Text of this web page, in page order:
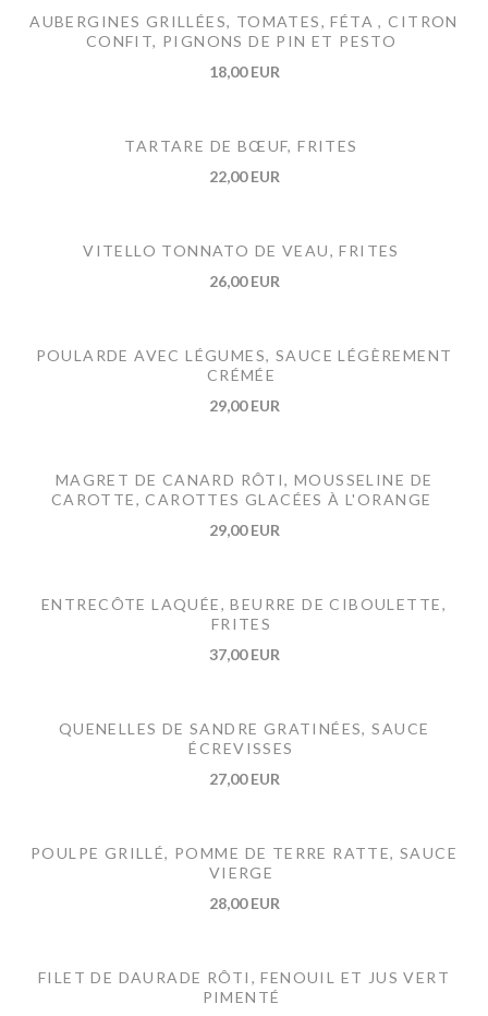
AUBERGINES GRILLÉES, TOMATES, FÉTA , CITRON
CONFIT, PIGNONS DE PIN ET PESTO
18,00 EUR
TARTARE DE BŒUF, FRITES
22,00 EUR
VITELLO TONNATO DE VEAU, FRITES
26,00 EUR
POULARDE AVEC LÉGUMES, SAUCE LÉGÈREMENT
CRÉMÉE
29,00 EUR
MAGRET DE CANARD RÔTI, MOUSSELINE DE
CAROTTE, CAROTTES GLACÉES À L'ORANGE
29,00 EUR
ENTRECÔTE LAQUÉE, BEURRE DE CIBOULETTE,
FRITES
37,00 EUR
QUENELLES DE SANDRE GRATINÉES, SAUCE
ÉCREVISSES
27,00 EUR
POULPE GRILLÉ, POMME DE TERRE RATTE, SAUCE
VIERGE
28,00 EUR
FILET DE DAURADE RÔTI, FENOUIL ET JUS VERT
PIMENTÉ